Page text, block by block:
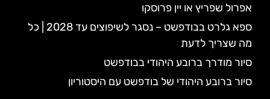
אפרול שפריץ או יין פרוסקו
ספא גלרט בבודפשט – נסגר לשיפוצים עד 2028 | כל
מה שצריך לדעת
סיור מודרך ברובע היהודי בבודפשט
סיור ברובע היהודי של בודפשט עם היסטוריון